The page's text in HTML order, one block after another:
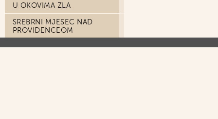
U OKOVIMA ZLA
SREBRNI MJESEC NAD
PROVIDENCEOM
ONA KOJA JE USREĆILA